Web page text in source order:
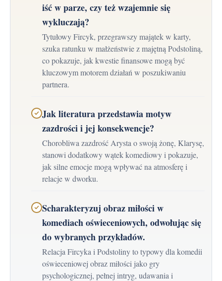
iść w parze, czy też wzajemnie się
wykluczają?
Tytułowy Fircyk, przegrawszy majątek w karty,
szuka ratunku w małżeństwie z majętną Podstoliną,
co pokazuje, jak kwestie finansowe mogą być
kluczowym motorem działań w poszukiwaniu
partnera.
Jak literatura przedstawia motyw
zazdrości i jej konsekwencje?
Chorobliwa zazdrość Arysta o swoją żonę, Klarysę,
stanowi dodatkowy wątek komediowy i pokazuje,
jak silne emocje mogą wpływać na atmosferę i
relacje w dworku.
Scharakteryzuj obraz miłości w
komediach oświeceniowych, odwołując się
do wybranych przykładów.
Relacja Fircyka i Podstoliny to typowy dla komedii
oświeceniowej obraz miłości jako gry
psychologicznej, pełnej intryg, udawania i